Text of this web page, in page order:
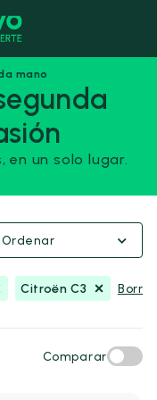
mano
en un solo lugar.
€
Ordenar
Citroën C3
Comparar